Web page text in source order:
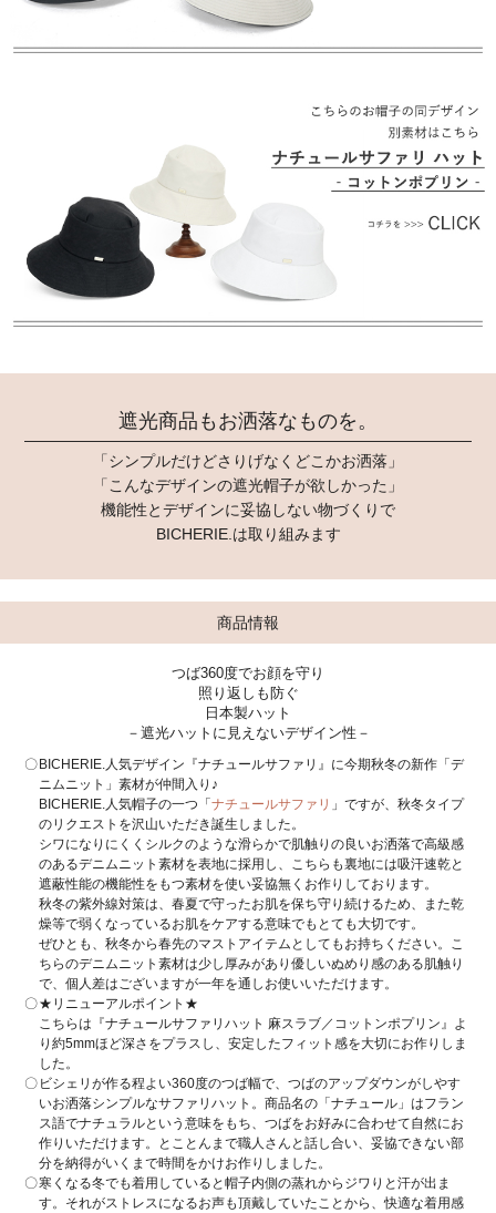
遮光商品もお洒落なものを。
「シンプルだけどさりげなくどこかお洒落」
「こんなデザインの遮光帽子が欲しかった」
機能性とデザインに妥協しない物づくりで
BICHERIE.は取り組みます
商品情報
つば360度でお顔を守り
照り返しも防ぐ
日本製ハット
－遮光ハットに見えないデザイン性－
BICHERIE.人気デザイン『ナチュールサファリ』に今期秋冬の新作「デ
ニムニット」素材が仲間入り♪
BICHERIE.人気帽子の一つ「ナチュールサファリ 」ですが、秋冬タイプ
のリクエストを沢山いただき誕生しました。
シワになりにくくシルクのような滑らかで肌触りの良いお洒落で高級感
のあるデニムニット素材を表地に採用し、こちらも裏地には吸汗速乾と
遮蔽性能の機能性をもつ素材を使い妥協無くお作りしております。
秋冬の紫外線対策は、春夏で守ったお肌を保ち守り続けるため、また乾
燥等で弱くなっているお肌をケアする意味でもとても大切です。
ぜひとも、秋冬から春先のマストアイテムとしてもお持ちください。こ
ちらのデニムニット素材は少し厚みがあり優しいぬめり感のある肌触り
で、個人差はございますが一年を通しお使いいただけます。
★リニューアルポイント★
こちらは『ナチュールサファリハット 麻スラブ／コットンポプリン』よ
り約5mmほど深さをプラスし、安定したフィット感を大切にお作りしま
した。
ビシェリが作る程よい360度のつば幅で、つばのアップダウンがしやす
いお洒落シンプルなサファリハット。商品名の「ナチュール」はフラン
ス語でナチュラルという意味をもち、つばをお好みに合わせて自然にお
作りいただけます。とことんまで職人さんと話し合い、妥協できない部
分を納得がいくまで時間をかけお作りしました。
寒くなる冬でも着用していると帽子内側の蒸れからジワりと汗が出ま
す。それがストレスになるお声も頂戴していたことから、快適な着用感